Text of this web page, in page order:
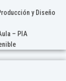
y Diseño
– PIA